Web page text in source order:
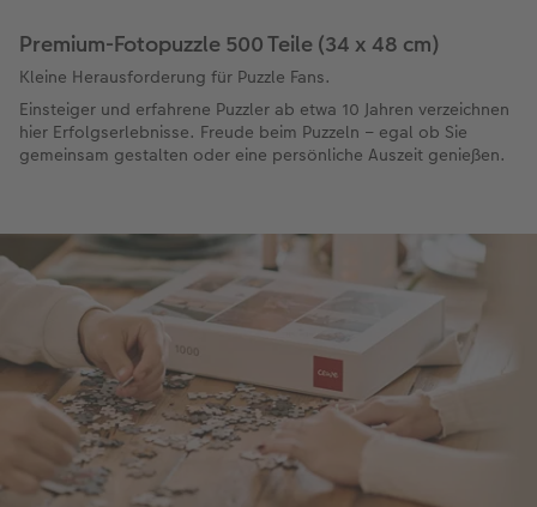
Premium-Fotopuzzle 500 Teile (34 x 48 cm)
Kleine Herausforderung für Puzzle Fans.
Einsteiger und erfahrene Puzzler ab etwa 10 Jahren verzeichnen
hier Erfolgserlebnisse. Freude beim Puzzeln – egal ob Sie
gemeinsam gestalten oder eine persönliche Auszeit genießen.